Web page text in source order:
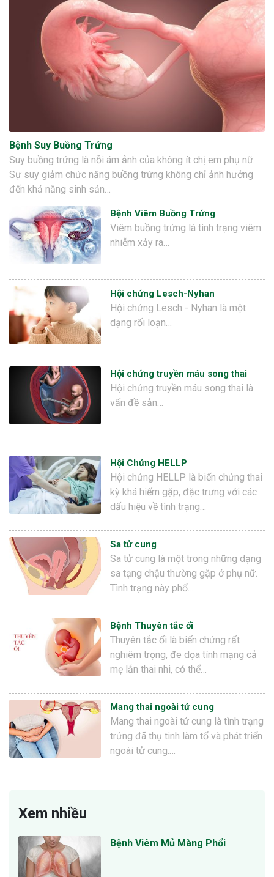
Bệnh Suy Buồng Trứng
Suy buồng trứng là nỗi ám ảnh của không ít chị em phụ nữ.
Sự suy giảm chức năng buồng trứng không chỉ ảnh hưởng
đến khả năng sinh sản…
Bệnh Viêm Buồng Trứng
Viêm buồng trứng là tình trạng viêm
nhiễm xảy ra…
Hội chứng Lesch-Nyhan
Hội chứng Lesch - Nyhan là một
dạng rối loạn…
Hội chứng truyền máu song thai
Hội chứng truyền máu song thai là
vấn đề sản…
Hội Chứng HELLP
Hội chứng HELLP là biến chứng thai
kỳ khá hiếm gặp, đặc trưng với các
dấu hiệu về tình trạng…
Sa tử cung
Sa tử cung là một trong những dạng
sa tạng chậu thường gặp ở phụ nữ.
Tình trạng này phổ…
Bệnh Thuyên tắc ối
Thuyên tắc ối là biến chứng rất
nghiêm trọng, đe dọa tính mạng cả
mẹ lẫn thai nhi, có thể…
Mang thai ngoài tử cung
Mang thai ngoài tử cung là tình trạng
trứng đã thụ tinh làm tổ và phát triển
ngoài tử cung.…
Xem nhiều
Bệnh Viêm Mủ Màng Phổi